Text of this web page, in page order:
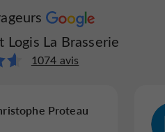
Logis La Brasserie
1074 avis
Proteau